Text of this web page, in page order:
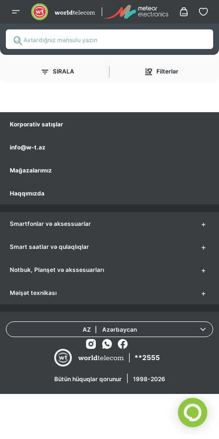
SIRALA Filterlər
Korporativ satışlar
info@w-t.az
Mağazalarımız
Haqqımızda
Smartfonlar və aksessuarlar +
Smart saatlar və qulaqlıqlar +
Notbuk, Planşet və akssesuarları +
Məişət texnikası +
**2555
Bütün hüquqlar qorunur 1998-2026
AZ Azərbaycan